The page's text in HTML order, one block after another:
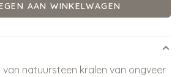
AAN WINKELWAGEN
natuursteen kralen van ongveer